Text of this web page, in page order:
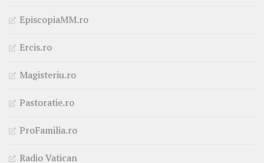
EpiscopiaMM.ro
Ercis.ro
Magisteriu.ro
Pastoratie.ro
ProFamilia.ro
Radio Vatican